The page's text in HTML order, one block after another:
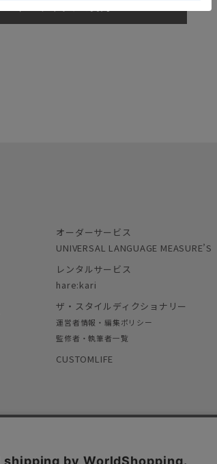
sms
オーダーサービス
UNIVERSAL LANGUAGE MEASURE’S
レンタルサービス
hare:kari
ザ・スタイルディクショナリー
運営者情報・編集ポリシー
監修者・執筆者一覧
CUSTOMLIFE